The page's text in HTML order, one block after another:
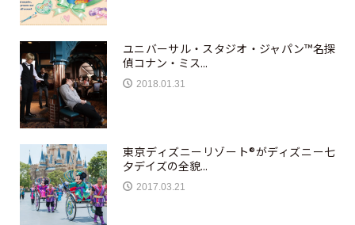
ユニバーサル・スタジオ・ジャパン™名探
偵コナン・ミス...
2018.01.31
東京ディズニーリゾート®がディズニー七
夕デイズの全貌...
2017.03.21